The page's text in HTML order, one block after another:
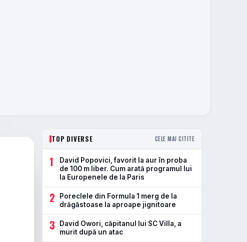
TOP DIVERSE CELE MAI CITITE
1
David Popovici, favorit la aur în proba
de 100 m liber. Cum arată programul lui
la Europenele de la Paris
2
Poreclele din Formula 1 merg de la
drăgăstoase la aproape jignitoare
3
David Owori, căpitanul lui SC Villa, a
murit după un atac